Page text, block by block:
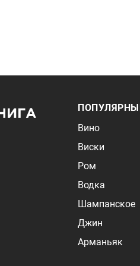
Вино
Виски
Ром
Водка
Шампанское
Джин
Арманьяк